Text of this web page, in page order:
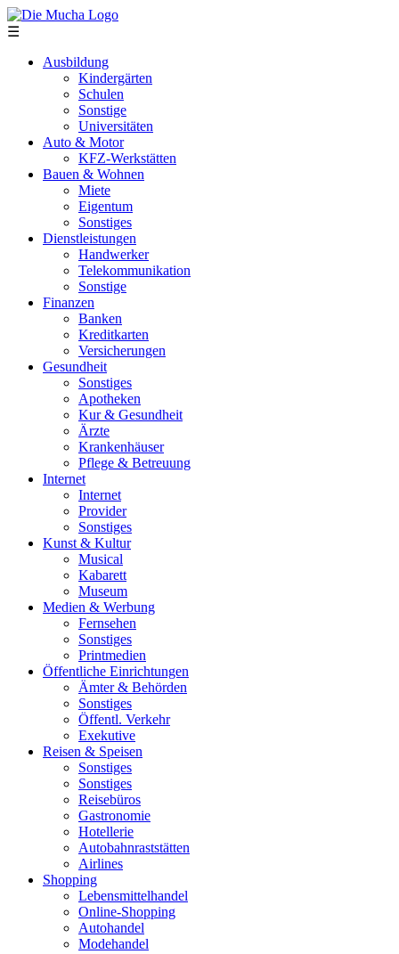
Direkt zum Inhalt
☰
Ausbildung
Kindergärten
Schulen
Sonstige
Universitäten
Auto & Motor
KFZ-Werkstätten
Bauen & Wohnen
Miete
Eigentum
Sonstiges
Dienstleistungen
Handwerker
Telekommunikation
Sonstige
Finanzen
Banken
Kreditkarten
Versicherungen
Gesundheit
Sonstiges
Apotheken
Kur & Gesundheit
Ärzte
Krankenhäuser
Pflege & Betreuung
Internet
Internet
Provider
Sonstiges
Kunst & Kultur
Musical
Kabarett
Museum
Medien & Werbung
Fernsehen
Sonstiges
Printmedien
Öffentliche Einrichtungen
Ämter & Behörden
Sonstiges
Öffentl. Verkehr
Exekutive
Reisen & Speisen
Sonstiges
Sonstiges
Reisebüros
Gastronomie
Hotellerie
Autobahnraststätten
Airlines
Shopping
Lebensmittelhandel
Online-Shopping
Autohandel
Modehandel